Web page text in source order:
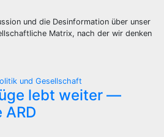
und die Desinformation über unser
Matrix, nach der wir denken
und Gesellschaft
lebt weiter —